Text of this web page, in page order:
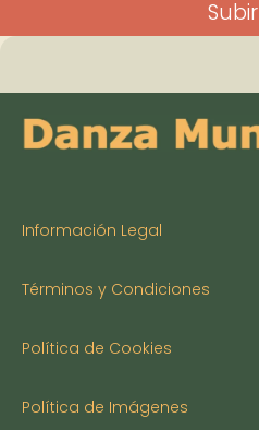
Subir
Información Legal
Términos y Condiciones
Política de Cookies
Política de Imágenes